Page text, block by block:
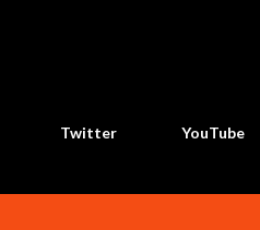
Twitter YouTube